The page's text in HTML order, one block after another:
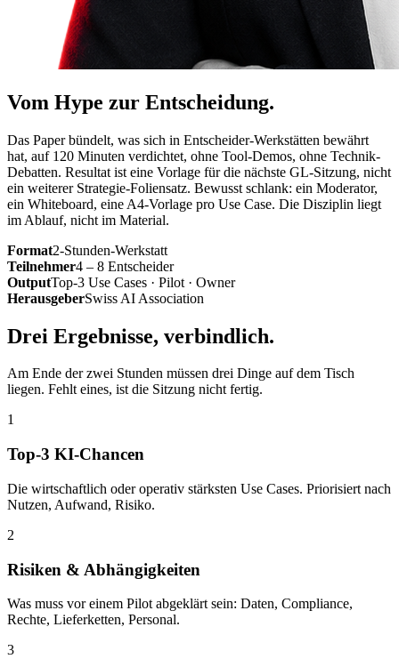
Vom Hype zur Entscheidung.
Das Paper bündelt, was sich in Entscheider-Werkstätten bewährt
hat, auf 120 Minuten verdichtet, ohne Tool-Demos, ohne Technik-
Debatten. Resultat ist eine Vorlage für die nächste GL-Sitzung, nicht
ein weiterer Strategie-Foliensatz. Bewusst schlank: ein Moderator,
ein Whiteboard, eine A4-Vorlage pro Use Case. Die Disziplin liegt
im Ablauf, nicht im Material.
Format2-Stunden-Werkstatt
Teilnehmer4 – 8 Entscheider
OutputTop-3 Use Cases · Pilot · Owner
HerausgeberSwiss AI Association
Drei Ergebnisse, verbindlich.
Am Ende der zwei Stunden müssen drei Dinge auf dem Tisch
liegen. Fehlt eines, ist die Sitzung nicht fertig.
1
Top-3 KI-Chancen
Die wirtschaftlich oder operativ stärksten Use Cases. Priorisiert nach
Nutzen, Aufwand, Risiko.
2
Risiken & Abhängigkeiten
Was muss vor einem Pilot abgeklärt sein: Daten, Compliance,
Rechte, Lieferketten, Personal.
3